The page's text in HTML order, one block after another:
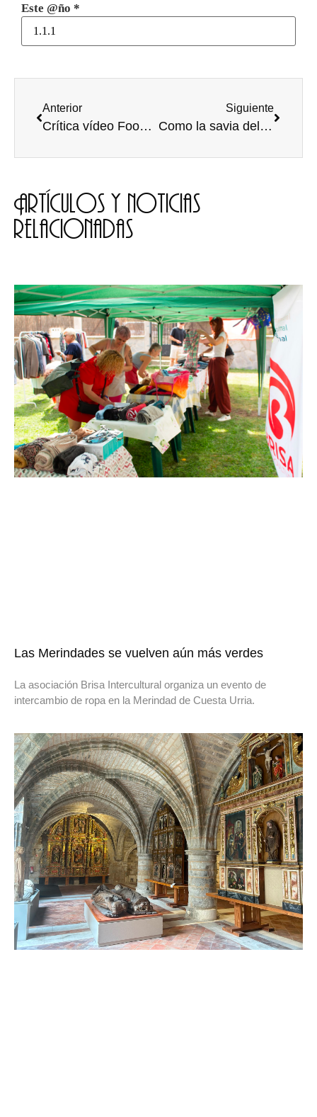
Este @ño *
Anterior
Crítica vídeo Food, INC
Siguiente
Como la savia del árbol
Artículos y noticias
relacionadas
Las Merindades se vuelven aún más verdes
La asociación Brisa Intercultural organiza un evento de
intercambio de ropa en la Merindad de Cuesta Urria.